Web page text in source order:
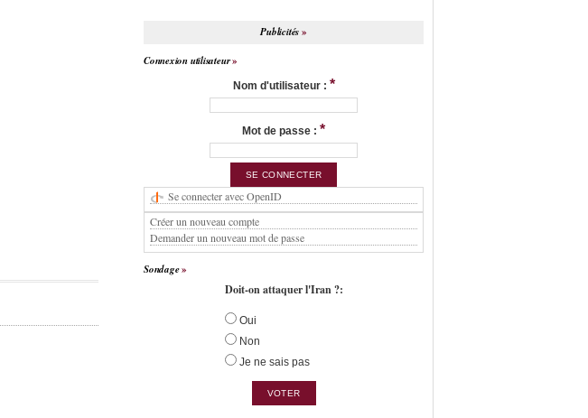
Publicités
Connexion utilisateur
Nom d'utilisateur : *
Mot de passe : *
Se connecter avec OpenID
Créer un nouveau compte
Demander un nouveau mot de passe
Sondage
Doit-on attaquer l'Iran ?:
Oui
Non
Je ne sais pas